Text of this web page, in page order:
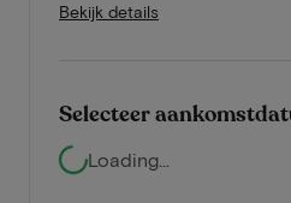
Bekijk details
Selecteer
Loading...